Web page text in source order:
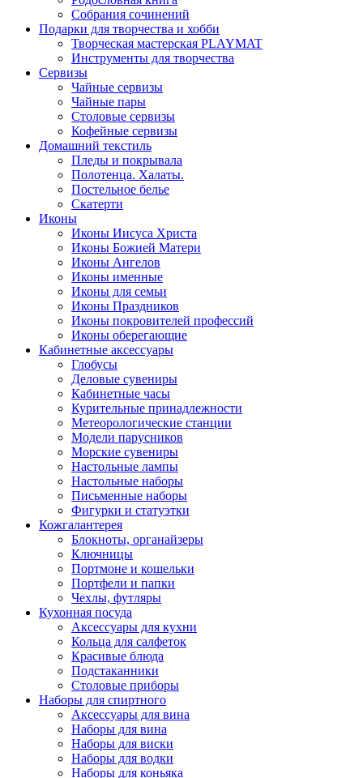
Собрания сочинений
Подарки для творчества и хобби
Творческая мастерская PLAYMAT
Инструменты для творчества
Cервизы
Чайные сервизы
Чайные пары
Столовые сервизы
Кофейные сервизы
Домашний текстиль
Пледы и покрывала
Полотенца. Халаты.
Постельное белье
Скатерти
Иконы
Иконы Иисуса Христа
Иконы Божией Матери
Иконы Ангелов
Иконы именные
Иконы для семьи
Иконы Праздников
Иконы покровителей профессий
Иконы оберегающие
Кабинетные аксессуары
Глобусы
Деловые сувениры
Кабинетные часы
Курительные принадлежности
Метеорологические станции
Модели парусников
Морские сувениры
Настольные лампы
Настольные наборы
Письменные наборы
Фигурки и статуэтки
Кожгалантерея
Блокноты, органайзеры
Ключницы
Портмоне и кошельки
Портфели и папки
Чехлы, футляры
Кухонная посуда
Аксессуары для кухни
Кольца для салфеток
Красивые блюда
Подстаканники
Столовые приборы
Наборы для спиртного
Аксессуары для вина
Наборы для вина
Наборы для виски
Наборы для водки
Наборы для коньяка